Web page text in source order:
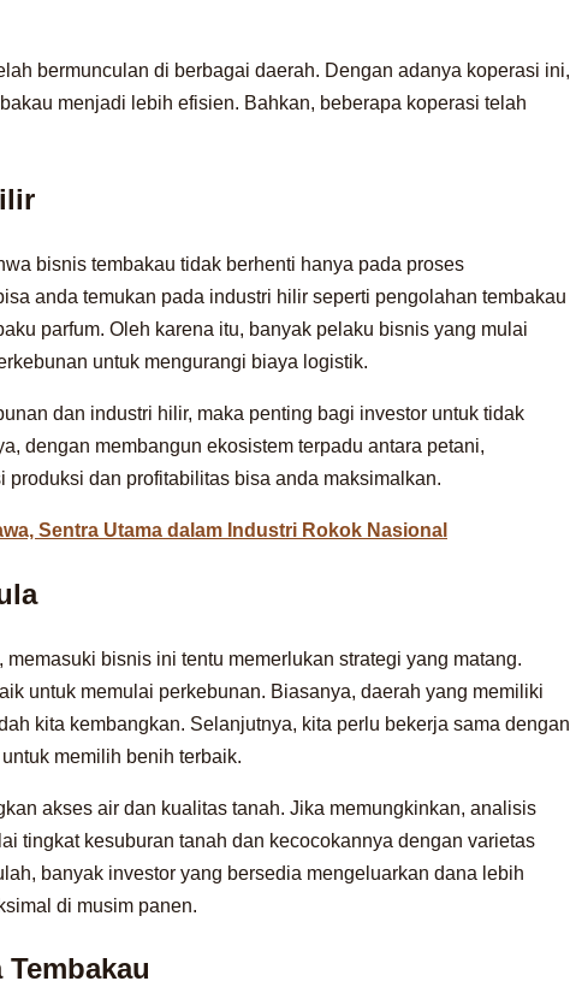
bermunculan di berbagai daerah. Dengan adanya koperasi ini,
menjadi lebih efisien. Bahkan, beberapa koperasi telah
bisnis tembakau tidak berhenti hanya pada proses
anda temukan pada industri hilir seperti pengolahan tembakau
parfum. Oleh karena itu, banyak pelaku bisnis yang mulai
untuk mengurangi biaya logistik.
dan industri hilir, maka penting bagi investor untuk tidak
dengan membangun ekosistem terpadu antara petani,
dan profitabilitas bisa anda maksimalkan.
Sentra Utama dalam Industri Rokok Nasional
bisnis ini tentu memerlukan strategi yang matang.
untuk memulai perkebunan. Biasanya, daerah yang memiliki
kita kembangkan. Selanjutnya, kita perlu bekerja sama dengan
memilih benih terbaik.
akses air dan kualitas tanah. Jika memungkinkan, analisis
tingkat kesuburan tanah dan kecocokannya dengan varietas
banyak investor yang bersedia mengeluarkan dana lebih
di musim panen.